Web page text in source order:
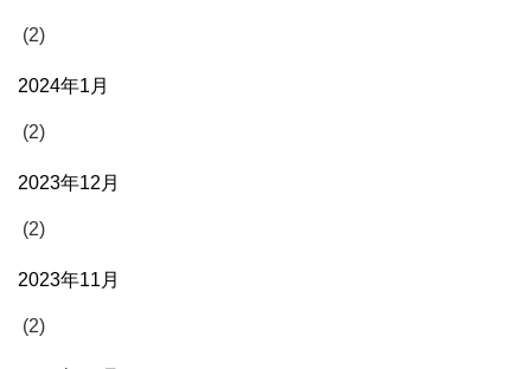
(2)
2024年1月
(2)
2023年12月
(2)
2023年11月
(2)